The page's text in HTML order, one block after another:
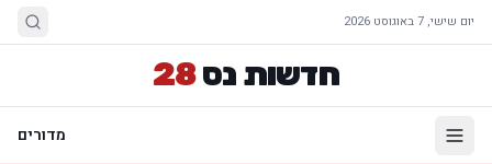
יום שישי, 7 באוגוסט 2026
חדשות נס28
מדורים